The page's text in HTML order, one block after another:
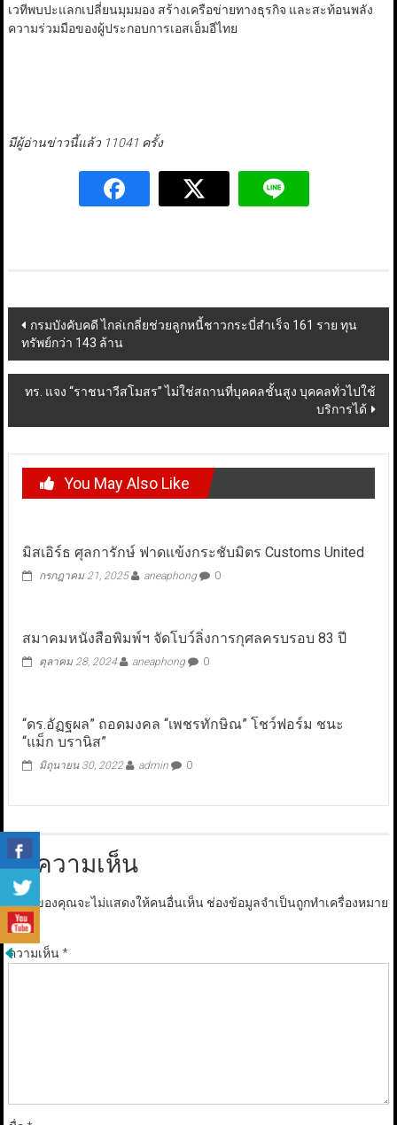
เวทีพบปะแลกเปลี่ยนมุมมอง สร้างเครือข่ายทางธุรกิจ และสะท้อนพลัง
ความร่วมมือของผู้ประกอบการเอสเอ็มอีไทย
มีผู้อ่านข่าวนี้แล้ว 11041 ครั้ง
Post
navigation
กรมบังคับคดี ไกล่เกลี่ยช่วยลูกหนี้ชาวกระบี่สำเร็จ 161 ราย ทุน
ทรัพย์กว่า 143 ล้าน
ทร. แจง “ราชนาวีสโมสร” ไม่ใช่สถานที่บุคคลชั้นสูง บุคคลทั่วไปใช้
บริการได้
You May Also Like
มิสเอิร์ธ​ ศุลการักษ์​ ​ฟาดแข้ง​กระชับมิตร Customs United
กรกฎาคม 21, 2025 aneaphong 0
สมาคมหนังสือพิมพ์ฯ จัดโบว์ลิ่งการกุศลครบรอบ 83 ปี
ตุลาคม 28, 2024 aneaphong 0
“ดร.อัฏฐผล” ถอดมงคล “เพชรทักษิณ” โชว์ฟอร์ม ชนะ
“แม็ก บรานิส”
มิถุนายน 30, 2022 admin 0
ใส่ความเห็น
อีเมลของคุณจะไม่แสดงให้คนอื่นเห็น ช่องข้อมูลจำเป็นถูกทำเครื่องหมาย
*
ความเห็น*